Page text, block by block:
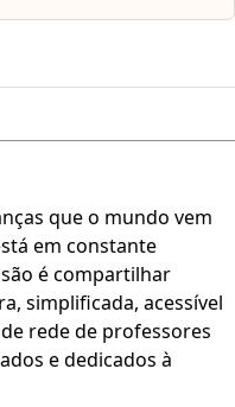
por até 120 dias
que o mundo vem
em constante
é compartilhar
simplificada, acessível
e dedicados à